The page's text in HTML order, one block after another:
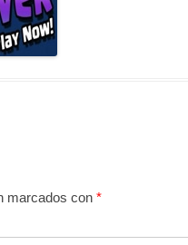
marcados con *